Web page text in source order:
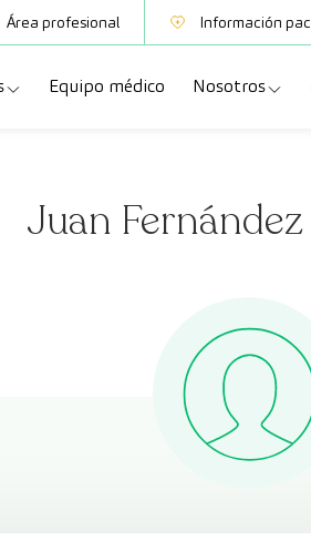
Área profesional Información
Mutuas
Club
diagnósticas
Equipo médico Nosotros
Trabaja
Fundación
Preguntas
Juan